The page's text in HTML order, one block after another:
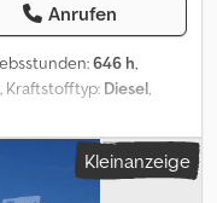
Anrufen
646 h,
, Kraftstofftyp: Diesel,
340/80-18,
, Farbe:Sonstige,
Kleinanzeige